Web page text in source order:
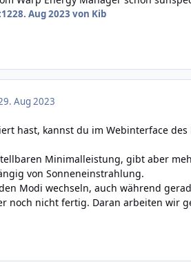
28. Aug 2023 von Kib
Aug 2023
hast, kannst du im Webinterface
Minimalleistung, gibt aber
von Sonneneinstrahlung.
Modi wechseln, auch während
noch nicht fertig. Daran arbeiten wir